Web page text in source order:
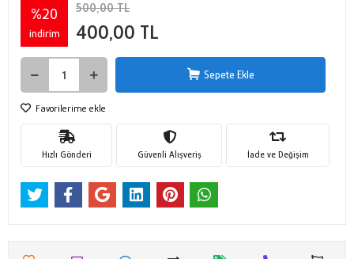
%20
indirim
500,00 TL
400,00 TL
Sepete Ekle
Favorilerime ekle
Hızlı Gönderi Güvenli Alışveriş İade ve Değişim